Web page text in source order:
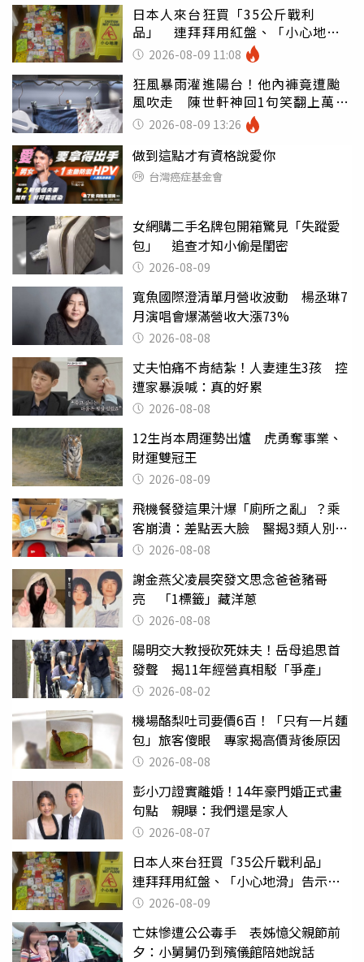
日本人來台狂買「35公斤戰利
品」 連拜拜用紅盤、「小心地
滑」告示牌也帶回家
2026-08-09 11:08
狂風暴雨灌進陽台！他內褲竟遭颱
風吹走 陳世軒神回1句笑翻上萬網
友 2026-08-09 13:26
做到這點才有資格說愛你
台灣癌症基金會
女網購二手名牌包開箱驚見「失蹤愛
包」 追查才知小偷是閨密
2026-08-09
寬魚國際澄清單月營收波動 楊丞琳7
月演唱會爆滿營收大漲73%
2026-08-08
丈夫怕痛不肯結紮！人妻連生3孩 控
遭家暴淚喊：真的好累
2026-08-08
12生肖本周運勢出爐 虎勇奪事業、
財運雙冠王
2026-08-09
飛機餐發這果汁爆「廁所之亂」？乘
客崩潰：差點丟大臉 醫揭3類人別亂
喝 2026-08-08
謝金燕父凌晨突發文思念爸爸豬哥
亮 「1標籤」藏洋蔥
2026-08-08
陽明交大教授砍死妹夫！岳母追思首
發聲 揭11年經營真相駁「爭產」
2026-08-02
機場酪梨吐司要價6百！「只有一片麵
包」旅客傻眼 專家揭高價背後原因
2026-08-08
彭小刀證實離婚！14年豪門婚正式畫
句點 親曝：我們還是家人
2026-08-07
日本人來台狂買「35公斤戰利品」
連拜拜用紅盤、「小心地滑」告示牌
也帶回家
2026-08-09
亡妹慘遭公公毒手 表姊憶父親節前
夕：小舅舅仍到殯儀館陪她說話